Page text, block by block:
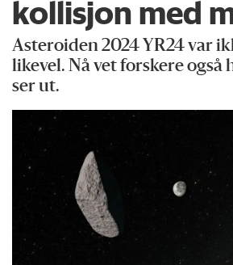
kollisjon med
Asteroiden 2024 YR24 var
likevel. Nå vet forskere også
ser ut.